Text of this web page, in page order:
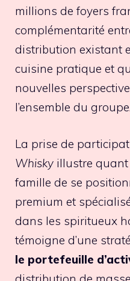
millions de foyers
complémentarité
distribution existant
cuisine pratique et
nouvelles
l’ensemble du groupe.
La prise de
Whisky illustre quant
famille de se
premium et
dans les spiritueux
témoigne d’une
le portefeuille